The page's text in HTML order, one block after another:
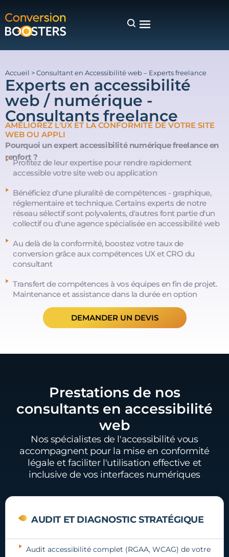
Accueil >Consultant en Accessibilité web – Experts freelance
Experts en accessibilité
web / numérique -
Consultants freelance
AMÉLIOREZ L'UX ET LA CONFORMITÉ DE VOTRE SITE
WEB OU APPLI
Pourquoi un expert accessibilité numérique freelance en
renfort ?
Profitez de leur expertise pour rendre rapidement
accessible votre site web ou application
Bénéficiez d'une pluralité de compétences - graphique,
réglementaire et technique. Certains experts de notre
réseau sélectif sont polyvalents, d'autres font partie d'un
collectif ou d'une agence spécialisée en accessibilité web
Au delà de la conformité, boostez votre taux de
conversion grâce aux compétences UX et CRO du
consultant
Transfert de compétences à vos équipes en fin de projet.
Maintenance et assistance dans la durée en option
DEMANDER UN DEVIS
Prestations de nos
consultants en accessibilité
web
Nos spécialistes de l'accessibilité vous
accompagnent pour la mise en conformité
légale et faciliter l'utilisation effective et
inclusive de vos interfaces numériques
AUDIT ET DIAGNOSTIC STRATÉGIQUE
Audit accessibilité complet (RGAA, WCAG) de votre